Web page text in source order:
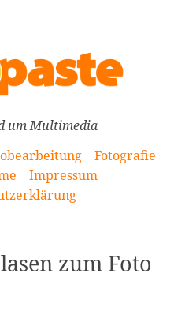
um Multimedia
Fotografie
Impressum
zum Foto